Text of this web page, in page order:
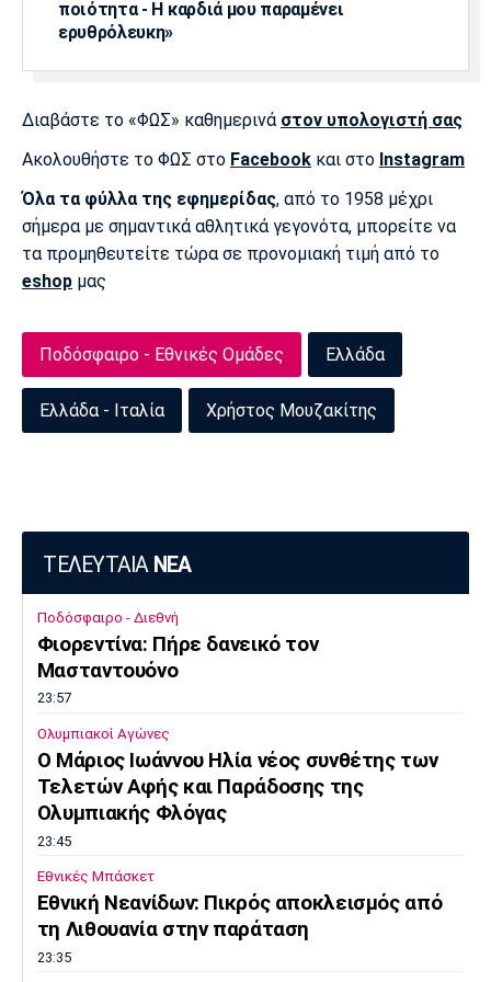
Πόρτο
ποιότητα - Η καρδιά μου παραμένει
ερυθρόλευκη»
Διαβάστε το «ΦΩΣ» καθημερινά στον υπολογιστή σας
Ακολουθήστε το ΦΩΣ στο Facebook και στο Instagram
Όλα τα φύλλα της εφημερίδας, από το 1958 μέχρι
σήμερα με σημαντικά αθλητικά γεγονότα, μπορείτε να
τα προμηθευτείτε τώρα σε προνομιακή τιμή από το
eshop μας
Ποδόσφαιρο - Εθνικές Ομάδες Ελλάδα
Ελλάδα - Ιταλία Χρήστος Μουζακίτης
ΤΕΛΕΥΤΑΙΑ ΝΕΑ
Ποδόσφαιρο - Διεθνή
Φιορεντίνα: Πήρε δανεικό τον
Μασταντουόνο
23:57
Ολυμπιακοί Αγώνες
O Μάριος Ιωάννου Ηλία νέος συνθέτης των
Τελετών Αφής και Παράδοσης της
Ολυμπιακής Φλόγας
23:45
Εθνικές Μπάσκετ
Εθνική Νεανίδων: Πικρός αποκλεισμός από
τη Λιθουανία στην παράταση
23:35